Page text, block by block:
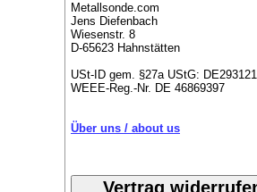
Metallsonde.com
Jens Diefenbach
Wiesenstr. 8
D-65623 Hahnstätten
USt-ID gem. §27a UStG:
WEEE-Reg.-Nr. DE 46869397
Über uns / about us